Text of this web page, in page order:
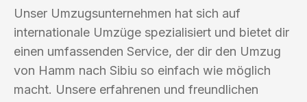
Unser Umzugsunternehmen hat sich auf
internationale Umzüge spezialisiert und bietet dir
einen umfassenden Service, der dir den Umzug
von Hamm nach Sibiu so einfach wie möglich
macht. Unsere erfahrenen und freundlichen